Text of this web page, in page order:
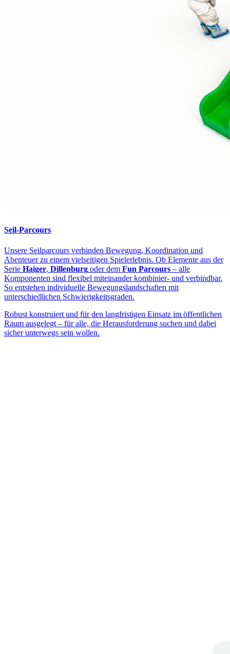
Seil-Parcours
Unsere Seilparcours verbinden Bewegung, Koordination und
Abenteuer zu einem vielseitigen Spielerlebnis. Ob Elemente aus der
Serie Haiger, Dillenburg oder dem Fun Parcours – alle
Komponenten sind flexibel miteinander kombinier- und verbindbar.
So entstehen individuelle Bewegungslandschaften mit
unterschiedlichen Schwierigkeitsgraden.
Robust konstruiert und für den langfristigen Einsatz im öffentlichen
Raum ausgelegt – für alle, die Herausforderung suchen und dabei
sicher unterwegs sein wollen.